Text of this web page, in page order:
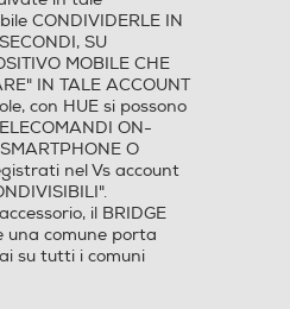
CONDIVIDERLE IN
SU
MOBILE CHE
IN TALE ACCOUNT
con HUE si possono
ON-
O
nel Vs account
il BRIDGE
una comune porta
su tutti i comuni